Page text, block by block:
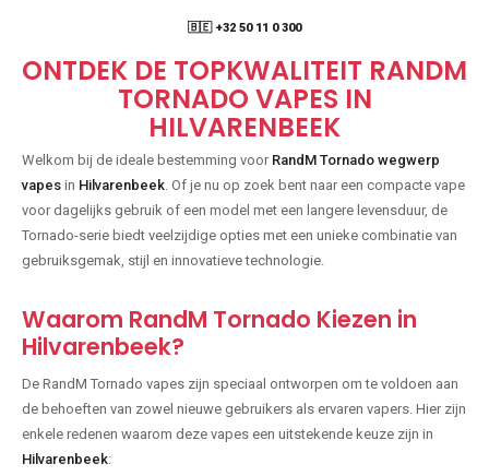
🇧🇪 +32 50 11 0 300
ONTDEK DE TOPKWALITEIT RANDM
TORNADO VAPES IN
HILVARENBEEK
Welkom bij de ideale bestemming voor RandM Tornado wegwerp
vapes in Hilvarenbeek . Of je nu op zoek bent naar een compacte vape
voor dagelijks gebruik of een model met een langere levensduur, de
Tornado-serie biedt veelzijdige opties met een unieke combinatie van
gebruiksgemak, stijl en innovatieve technologie.
Waarom RandM Tornado Kiezen in
Hilvarenbeek?
De RandM Tornado vapes zijn speciaal ontworpen om te voldoen aan
de behoeften van zowel nieuwe gebruikers als ervaren vapers. Hier zijn
enkele redenen waarom deze vapes een uitstekende keuze zijn in
Hilvarenbeek: